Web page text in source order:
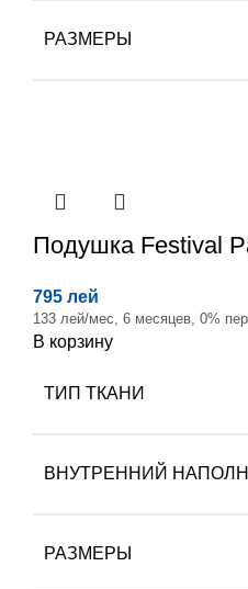
РАЗМЕРЫ
Подушка Festival
795 лей
133 лей/мес, 6 месяцев, 0%
В корзину
ТИП ТКАНИ
ВНУТРЕННИЙ
РАЗМЕРЫ